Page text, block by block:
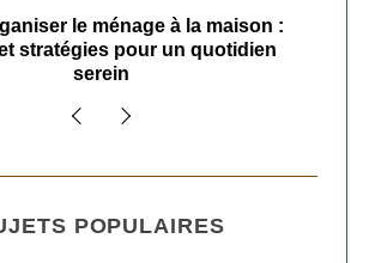
le ménage à la maison :
stratégies pour un quotidien
serein
POPULAIRES